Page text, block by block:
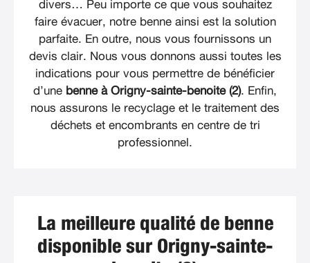
divers… Peu importe ce que vous souhaitez
faire évacuer, notre benne ainsi est la solution
parfaite. En outre, nous vous fournissons un
devis clair. Nous vous donnons aussi toutes les
indications pour vous permettre de bénéficier
d’une benne à Origny-sainte-benoite (2). Enfin,
nous assurons le recyclage et le traitement des
déchets et encombrants en centre de tri
professionnel.
La meilleure qualité de benne
disponible sur Origny-sainte-